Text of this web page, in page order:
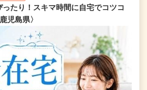
たり！スキマ時間に自宅でコツコ
児島県〉